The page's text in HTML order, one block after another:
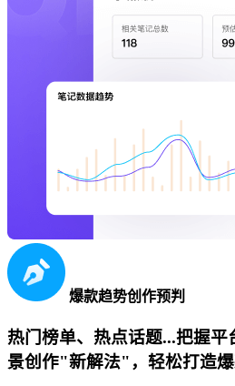
爆款趋势创作预判
热门榜单、热点话题...把握
景创作"新解法"，轻松打造爆